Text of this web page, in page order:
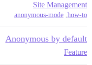
Site Management
how-to
,
anonymous-mode
Anonymous by default
Feature